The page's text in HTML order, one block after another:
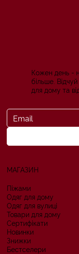
МАГАЗИН
Піжами
Одяг для дому
Одяг для вулиці
Товари для дому
Сертифікати
Новинки
Знижки
Бестселери
Кожен день -
більше.
для дому та